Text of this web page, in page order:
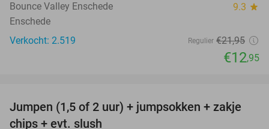
Bounce Valley Enschede 9.3 star
Enschede
Verkocht: 2.519
Regulier €21,95
€12,95
48%
Jumpen (1,5 of 2 uur) + jumpsokken + zakje
chips + evt. slush